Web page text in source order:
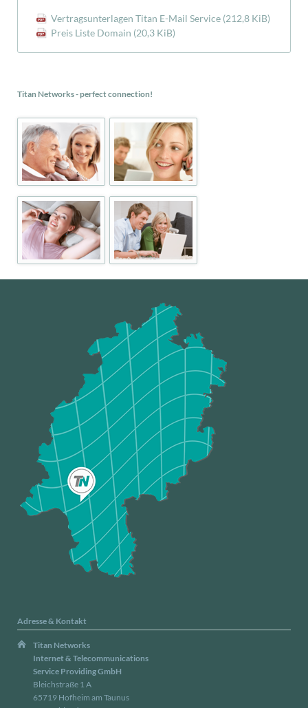
Vertragsunterlagen Titan E-Mail Service (212,8 KiB)
Preis Liste Domain (20,3 KiB)
Titan Networks - perfect connection!
Adresse & Kontakt
Titan Networks
Internet & Telecommunications
Service Providing GmbH
Bleichstraße 1 A
65719 Hofheim am Taunus